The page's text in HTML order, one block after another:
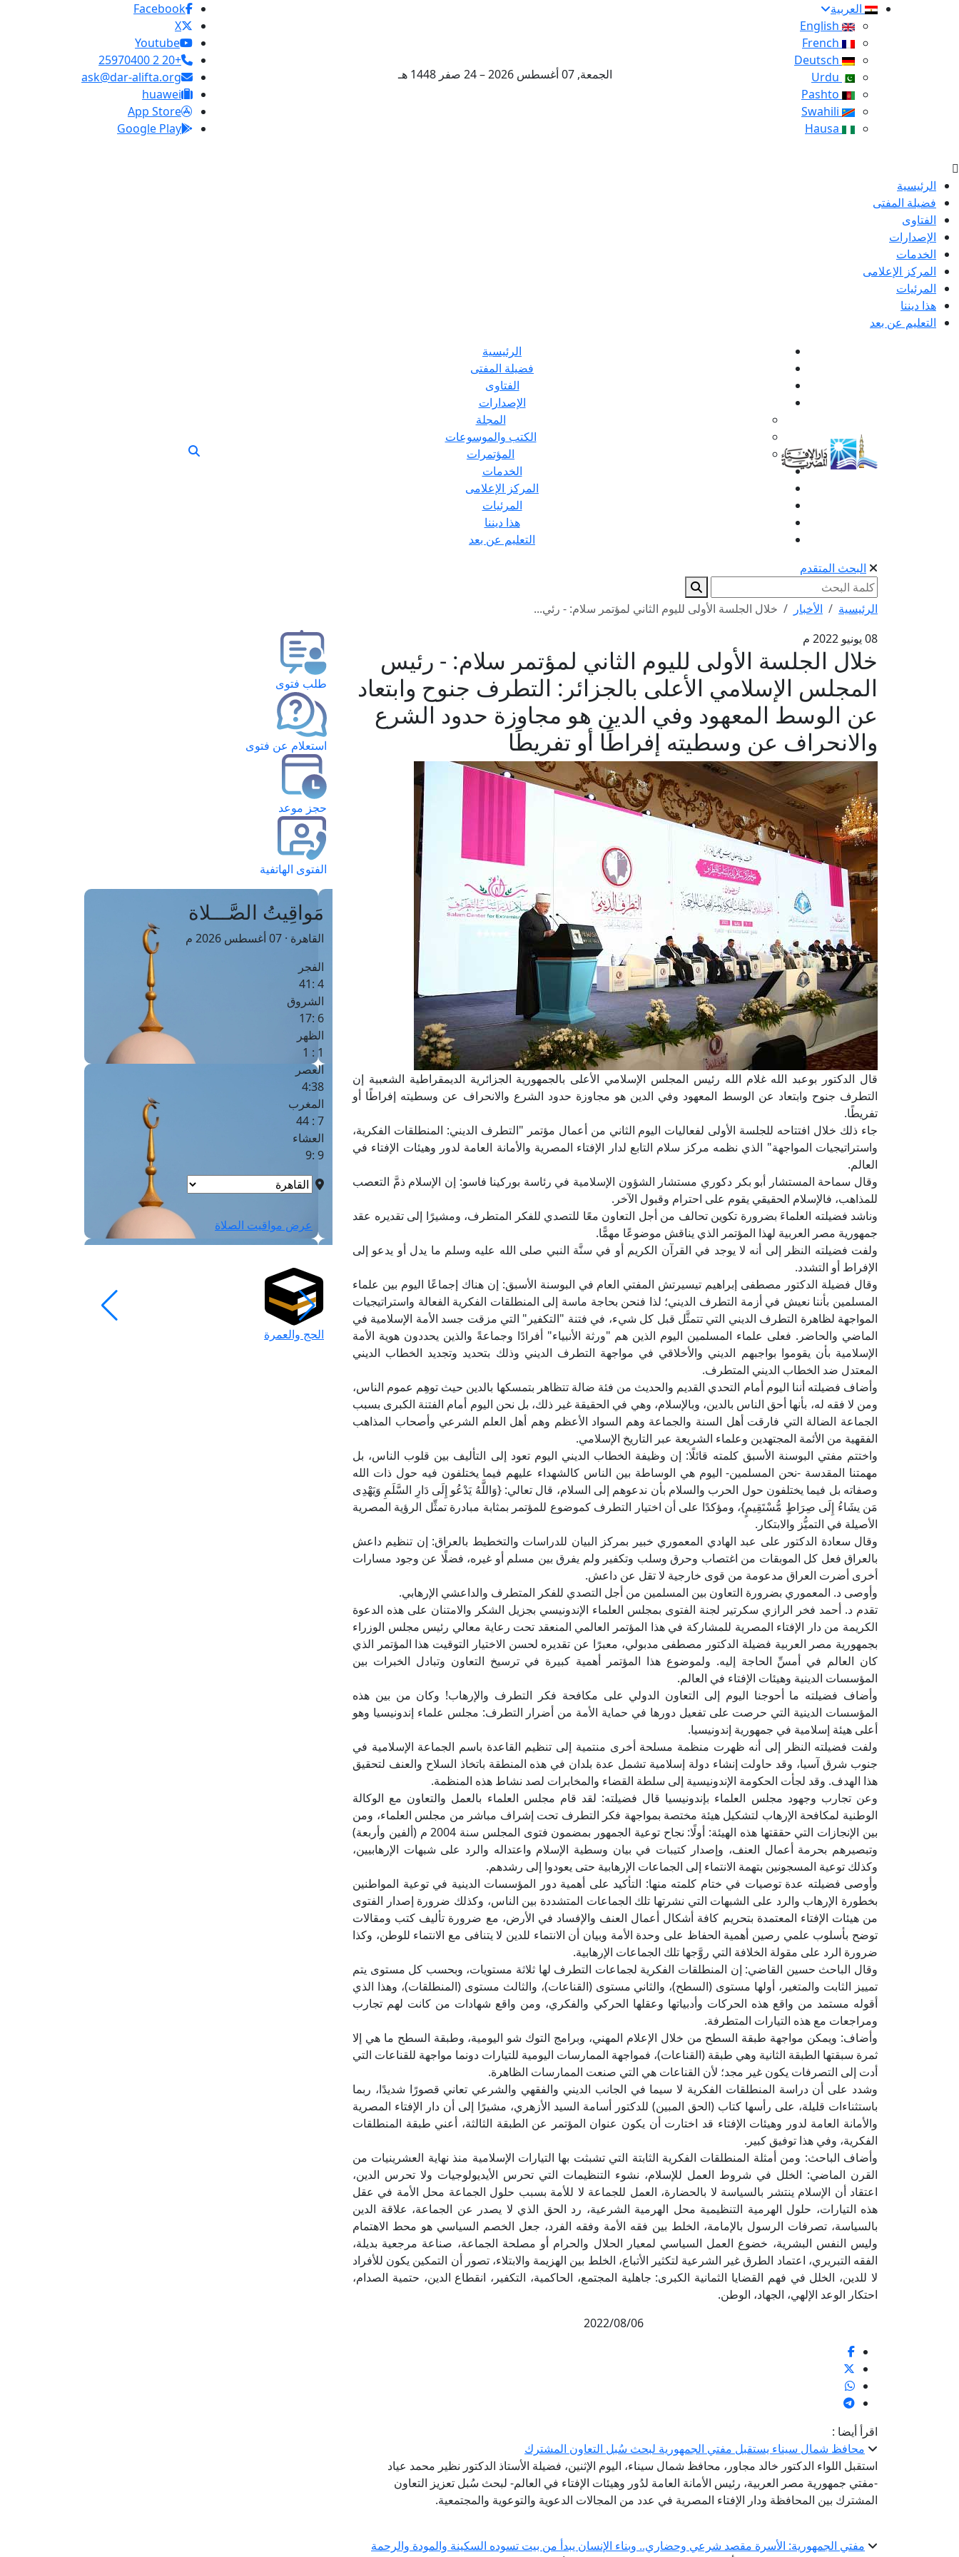
العربية
الجمعة, 07 أغسطس 2026 – 24 صفر 1448 هـ
Facebook
X
Youtube
+20 2 25970400
ask@dar-alifta.org
huawei
App Store
Google Play
الرئيسية
فضيلة المفتى
الفتاوى
الإصدارات
الخدمات
المركز الإعلامى
المرئيات
هذا ديننا
التعليم عن بعد
الرئيسية
فضيلة المفتى
الفتاوى
الإصدارات
المجلة
الكتب والموسوعات
المؤتمرات
الخدمات
المركز الإعلامى
المرئيات
هذا ديننا
التعليم عن بعد
البحث المتقدم
الرئيسية الأخبار
خلال الجلسة الأولى لليوم الثاني لمؤتمر سلام: - رئي...
08 يونيو 2022 م
خلال الجلسة الأولى لليوم الثاني لمؤتمر سلام: - رئيس
المجلس الإسلامي الأعلى بالجزائر: التطرف جنوح وابتعاد
عن الوسط المعهود وفي الدين هو مجاوزة حدود الشرع
والانحراف عن وسطيته إفراطًا أو تفريطًا
قال الدكتور بوعبد الله غلام الله رئيس المجلس الإسلامي الأعلى بالجمهورية الجزائرية الديمقراطية الشعبية إن
التطرف جنوح وابتعاد عن الوسط المعهود وفي الدين هو مجاوزة حدود الشرع والانحراف عن وسطيته إفراطًا أو
تفريطًا.
جاء ذلك خلال افتتاحه للجلسة الأولى لفعاليات اليوم الثاني من أعمال مؤتمر "التطرف الديني: المنطلقات الفكرية،
واستراتيجيات المواجهة" الذي نظمه مركز سلام التابع لدار الإفتاء المصرية والأمانة العامة لدور وهيئات الإفتاء في
العالم.
وقال سماحة المستشار أبو بكر دكوري مستشار الشؤون الإسلامية في رئاسة بوركينا فاسو: إن الإسلام ذمَّ التعصب
للمذاهب، فالإسلام الحقيقي يقوم على احترام وقبول الآخر.
وناشد فضيلته العلماءَ بضرورة تكوين تحالف من أجل التعاون معًا للتصدي للفكر المتطرف، ومشيرًا إلى تقديره عقد
جمهورية مصر العربية لهذا المؤتمر الذي يناقش موضوعًا مهمًّا.
ولفت فضيلته النظر إلى أنه لا يوجد في القرآن الكريم أو في سنَّة النبي صلى الله عليه وسلم ما يدل أو يدعو إلى
الإفراط أو التشدد.
وقال فضيلة الدكتور مصطفى إبراهيم تيسيرتش المفتي العام في البوسنة الأسبق: إن هناك إجماعًا اليوم بين علماء
المسلمين بأننا نعيش في أزمة التطرف الديني؛ لذا فنحن بحاجة ماسة إلى المنطلقات الفكرية الفعالة واستراتيجيات
المواجهة لظاهرة التطرف الديني التي تتمثَّل قبل كل شيء، في فتنة "التكفير" التي مزقت جسد الأمة الإسلامية في
الماضي والحاضر. فعلى علماء المسلمين اليوم الذين هم "ورثة الأنبياء" أفرادًا وجماعةً والذين يحددون هوية الأمة
الإسلامية بأن يقوموا بواجبهم الديني والأخلاقي في مواجهة التطرف الديني وذلك بتحديد وتجديد الخطاب الديني
المعتدل ضد الخطاب الديني المتطرف.
وأضاف فضيلته أننا اليوم أمام التحدي القديم والحديث من فئة ضالة تتظاهر بتمسكها بالدين حيث توهِم عموم الناس،
ومن لا فقه له، بأنها أحق الناس بالدين، وبالإسلام، وهي في الحقيقة غير ذلك، بل نحن اليوم أمام الفتنة الكبرى بسبب
الجماعة الضالة التي فارقت أهل السنة والجماعة وهم السواد الأعظم وهم أهل العلم الشرعي وأصحاب المذاهب
الفقهية من الأئمة المجتهدين وعلماء الشريعة عبر التاريخ الإسلامي.
واختتم مفتي البوسنة الأسبق كلمته قائلًا: إن وظيفة الخطاب الديني اليوم تعود إلى التأليف بين قلوب الناس، بل
مهمتنا المقدسة -نحن المسلمين- اليوم هي الوساطة بين الناس كالشهداء عليهم فيما يختلفون فيه حول ذات الله
وصفاته بل فيما يختلفون حول الحرب والسلام بأن ندعوهم إلى السلام، قال تعالي: {وَاللَّهُ يَدْعُو إِلَى دَارِ السَّلَمِ وَيَهْدِى
مَن يشَاءُ إِلَى صِرَاطٍ مُّسْتَقِيمٍ}، ومؤكدًا على أن اختيار التطرف كموضوع للمؤتمر بمثابة مبادرة تمثِّل الرؤية المصرية
الأصيلة في التميُّز والابتكار.
وقال سعادة الدكتور على عبد الهادي المعموري خبير بمركز البيان للدراسات والتخطيط بالعراق: إن تنظيم داعش
بالعراق فعل كل الموبقات من اغتصاب وحرق وسلب وتكفير ولم يفرق بين مسلم أو غيره، فضلًا عن وجود مسارات
أخرى أضرت العراق مدعومة من قوى خارجية لا تقل عن داعش.
وأوصى د. المعموري بضرورة التعاون بين المسلمين من أجل التصدي للفكر المتطرف والداعشي الإرهابي.
تقدم د. أحمد فخر الرازي سكرتير لجنة الفتوى بمجلس العلماء الإندونيسي بجزيل الشكر والامتنان على هذه الدعوة
الكريمة من دار الإفتاء المصرية للمشاركة في هذا المؤتمر العالمي المنعقد تحت رعاية معالي رئيس مجلس الوزراء
بجمهورية مصر العربية فضيلة الدكتور مصطفى مدبولي، معبرًا عن تقديره لحسن الاختيار التوقيت هذا المؤتمر الذي
كان العالم في أمسِّ الحاجة إليه. ولموضوع هذا المؤتمر أهمية كبيرة في ترسيخ التعاون وتبادل الخبرات بين
المؤسسات الدينية وهيئات الإفتاء في العالم.
وأضاف فضيلته ما أحوجنا اليوم إلى التعاون الدولي على مكافحة فكر التطرف والإرهاب! وكان من بين هذه
المؤسسات الدينية التي حرصت على تفعيل دورها في حماية الأمة من أضرار التطرف: مجلس علماء إندونيسيا وهو
أعلى هيئة إسلامية في جمهورية إندونيسيا.
ولفت فضيلته النظر إلى أنه ظهرت منظمة مسلحة أخرى منتمية إلى تنظيم القاعدة باسم الجماعة الإسلامية في
جنوب شرق آسيا، وقد حاولت إنشاء دولة إسلامية تشمل عدة بلدان في هذه المنطقة باتخاذ السلاح والعنف لتحقيق
هذا الهدف. وقد لجأت الحكومة الإندونيسية إلى سلطة القضاء والمخابرات لصد نشاط هذه المنظمة.
وعن تجارب وجهود مجلس العلماء بإندونيسيا قال فضيلته: لقد قام مجلس العلماء بالعمل والتعاون مع الوكالة
الوطنية لمكافحة الإرهاب لتشكيل هيئة مختصة بمواجهة فكر التطرف تحت إشراف مباشر من مجلس العلماء، ومن
بين الإنجازات التي حققتها هذه الهيئة: أولًا: نجاح توعية الجمهور بمضمون فتوى المجلس سنة 2004 م (ألفين وأربعة)
وتبصيرهم بحرمة أعمال العنف، وإصدار كتيبات في بيان وسطية الإسلام واعتداله والرد على شبهات الإرهابيين،
وكذلك توعية المسجونين بتهمة الانتماء إلى الجماعات الإرهابية حتى يعودوا إلى رشدهم.
وأوصى فضيلته عدة توصيات في ختام كلمته منها: التأكيد على أهمية دور المؤسسات الدينية في توعية المواطنين
بخطورة الإرهاب والرد على الشبهات التي نشرتها تلك الجماعات المتشددة بين الناس، وكذلك ضرورة إصدار الفتوى
من هيئات الإفتاء المعتمدة بتحريم كافة أشكال أعمال العنف والإفساد في الأرض، مع ضرورة تأليف كتب ومقالات
توضح بأسلوب علمي رصين أهمية الحفاظ على وحدة الأمة وبيان أن الانتماء للدين لا يتنافى مع الانتماء للوطن، وكذا
ضرورة الرد على مقولة الخلافة التي روَّجها تلك الجماعات الإرهابية.
وقال الباحث حسين القاضي: إن المنطلقات الفكرية لجماعات التطرف لها ثلاثة مستويات، وبحسب كل مستوى يتم
تمييز الثابت والمتغير، أولها مستوى (السطح)، والثاني مستوى (القناعات)، والثالث مستوى (المنطلقات)، وهذا الذي
أقوله مستمد من واقع هذه الحركات وأدبياتها وعقلها الحركي والفكري، ومن واقع شهادات من كانت لهم تجارب
ومراجعات مع هذه التيارات المتطرفة.
وأضاف: ويمكن مواجهة طبقة السطح من خلال الإعلام المهني، وبرامج التوك شو اليومية، وطبقة السطح ما هي إلا
ثمرة سبقتها الطبقة الثانية وهي طبقة (القناعات)، فمواجهة الممارسات اليومية للتيارات دونما مواجهة للقناعات التي
أدت إلى التصرفات يكون غير مجد؛ لأن القناعات هي التي صنعت الممارسات الظاهرة.
وشدد على أن دراسة المنطلقات الفكرية لا سيما في الجانب الديني والفقهي والشرعي تعاني قصورًا شديدًا، ربما
باستثناءات قليلة، على رأسها كتاب (الحق المبين) للدكتور أسامة السيد الأزهري، مشيرًا إلى أن دار الإفتاء المصرية
والأمانة العامة لدور وهيئات الإفتاء قد اختارت أن يكون عنوان المؤتمر عن الطبقة الثالثة، أعني طبقة المنطلقات
الفكرية، وفي هذا توفيق كبير.
وأضاف الباحث: ومن أمثلة المنطلقات الفكرية الثابتة التي تشبثت بها التيارات الإسلامية منذ نهاية العشرينيات من
القرن الماضي: الخلل في شروط العمل للإسلام، نشوء التنظيمات التي تحرس الأيديولوجيات ولا تحرس الدين،
اعتقاد أن الإسلام ينتشر بالسياسة لا بالحضارة، العمل للجماعة لا للأمة بسبب حلول الجماعة محل الأمة في عقل
هذه التيارات، حلول الهرمية التنظيمية محل الهرمية الشرعية، رد الحق الذي لا يصدر عن الجماعة، علاقة الدين
بالسياسة، تصرفات الرسول بالإمامة، الخلط بين فقه الأمة وفقه الفرد، جعل الخصم السياسي هو محط الاهتمام
وليس النفس البشرية، خضوع العمل السياسي لمعيار الحلال والحرام أو مصلحة الجماعة، صناعة مرجعية بديلة،
الفقه التبريري، اعتماد الطرق غير الشرعية لتكثير الأتباع، الخلط بين الهزيمة والابتلاء، تصور أن التمكين يكون للأفراد
لا للدين، الخلل في فهم القضايا الثمانية الكبرى: جاهلية المجتمع، الحاكمية، التكفير، انقطاع الدين، حتمية الصدام،
احتكار الوعد الإلهي، الجهاد، الوطن.
اقرأ أيضا :
محافظ شمال سيناء يستقبل مفتي الجمهورية لبحث سُبل التعاون المشترك
استقبل اللواء الدكتور خالد مجاور، محافظ شمال سيناء، اليوم الإثنين، فضيلة الأستاذ الدكتور نظير محمد عياد
-مفتي جمهورية مصر العربية، رئيس الأمانة العامة لدُور وهيئات الإفتاء في العالم- لبحث سُبل تعزيز التعاون
المشترك بين المحافظة ودار الإفتاء المصرية في عدد من المجالات الدعوية والتوعوية والمجتمعية.
مفتي الجمهورية: الأسرة مقصد شرعي وحضاري.. وبناء الإنسان يبدأ من بيت تسوده السكينة والمودة والرحمة
طلب فتوى
استعلام عن فتوى
حجز موعد
الفتوى الهاتفية
مَواقِيتُ الصَّـــلاة
القاهرة · 07 أغسطس 2026 م
الفجر
4 :41
الشروق
6 :17
الظهر
1 : 1
العصر
4:38
المغرب
7 : 44
العشاء
9 :9
عرض مواقيت الصلاة
الحج والعمرة